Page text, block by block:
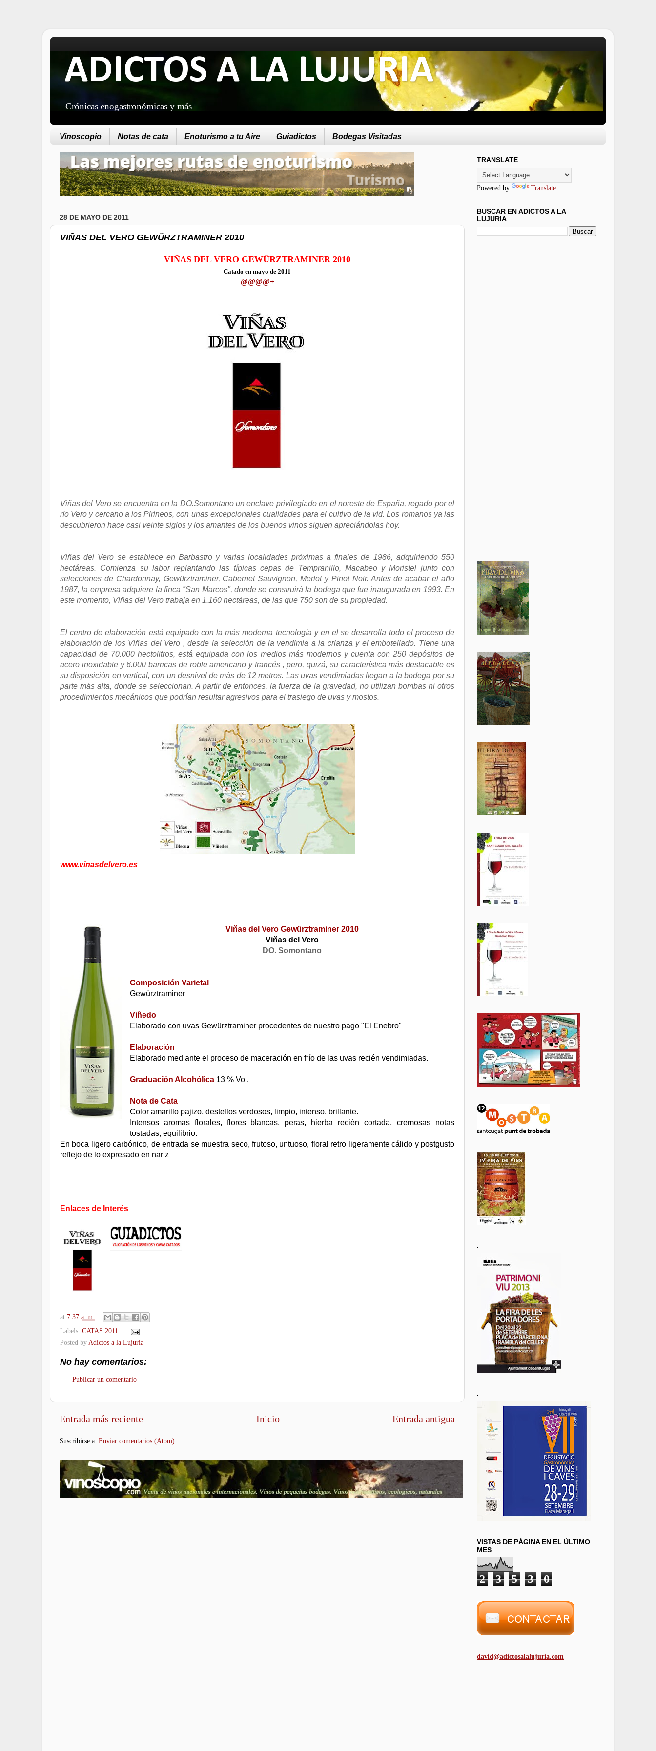
ADICTOS A LA LUJURIA
Crónicas enogastronómicas y más
Vinoscopio Notas de cata Enoturismo a tu Aire Guiadictos Bodegas Visitadas
28 DE MAYO DE 2011
VIÑAS DEL VERO GEWÜRZTRAMINER 2010
VIÑAS DEL VERO GEWÜRZTRAMINER 2010
Catado en mayo de 2011
@@@@+
Viñas del Vero se encuentra en la DO.Somontano un enclave privilegiado en el noreste de España, regado por el
río Vero y cercano a los Pirineos, con unas excepcionales cualidades para el cultivo de la vid. Los romanos ya las
descubrieron hace casi veinte siglos y los amantes de los buenos vinos siguen apreciándolas hoy.
Viñas del Vero se establece en Barbastro y varias localidades próximas a finales de 1986, adquiriendo 550
hectáreas. Comienza su labor replantando las típicas cepas de Tempranillo, Macabeo y Moristel junto con
selecciones de Chardonnay, Gewürztraminer, Cabernet Sauvignon, Merlot y Pinot Noir. Antes de acabar el año
1987, la empresa adquiere la finca "San Marcos", donde se construirá la bodega que fue inaugurada en 1993. En
este momento, Viñas del Vero trabaja en 1.160 hectáreas, de las que 750 son de su propiedad.
El centro de elaboración está equipado con la más moderna tecnología y en el se desarrolla todo el proceso de
elaboración de los Viñas del Vero , desde la selección de la vendimia a la crianza y el embotellado. Tiene una
capacidad de 70.000 hectolitros, está equipada con los medios más modernos y cuenta con 250 depósitos de
acero inoxidable y 6.000 barricas de roble americano y francés , pero, quizá, su característica más destacable es
su disposición en vertical, con un desnivel de más de 12 metros. Las uvas vendimiadas llegan a la bodega por su
parte más alta, donde se seleccionan. A partir de entonces, la fuerza de la gravedad, no utilizan bombas ni otros
procedimientos mecánicos que podrían resultar agresivos para el trasiego de uvas y mostos.
www.vinasdelvero.es
Viñas del Vero Gewürztraminer 2010
Viñas del Vero
DO. Somontano
Composición Varietal
Gewürztraminer
Viñedo
Elaborado con uvas Gewürztraminer procedentes de nuestro pago "El Enebro"
Elaboración
Elaborado mediante el proceso de maceración en frío de las uvas recién vendimiadas.
Graduación Alcohólica13 % Vol.
Nota de Cata
Color amarillo pajizo, destellos verdosos, limpio, intenso, brillante.
Intensos aromas florales, flores blancas, peras, hierba recién cortada, cremosas notas
tostadas, equilibrio.
En boca ligero carbónico, de entrada se muestra seco, frutoso, untuoso, floral retro ligeramente cálido y postgusto
reflejo de lo expresado en nariz
Enlaces de Interés
at 7:37 a. m.
Labels: CATAS 2011
Posted byAdictos a la Lujuria
No hay comentarios:
Publicar un comentario
Entrada más reciente Entrada antigua
Inicio
Suscribirse a: Enviar comentarios (Atom)
TRANSLATE
Powered by Translate
BUSCAR EN ADICTOS A LA
LUJURIA
.
.
VISTAS DE PÁGINA EN EL ÚLTIMO
MES
2 3 5 3 0
david@adictosalalujuria.com